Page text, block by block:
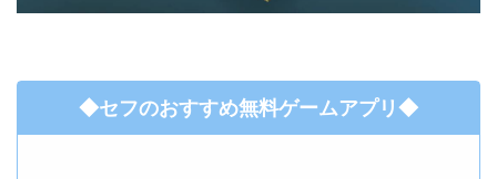
◆セフのおすすめ無料ゲームアプリ◆